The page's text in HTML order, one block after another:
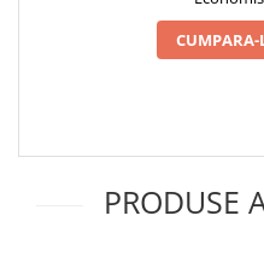
PRODUSE